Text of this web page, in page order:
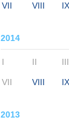
VII VIII IX
2014
I II III
VII VIII IX
2013